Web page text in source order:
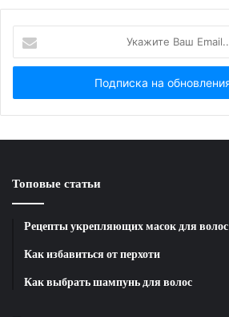
Ваш
Email...
Топовые статьи
Рецепты укрепляющих масок для волос
Как избавиться от перхоти
Как выбрать шампунь для волос